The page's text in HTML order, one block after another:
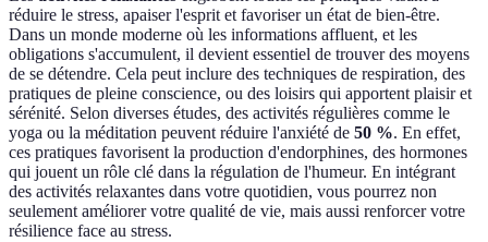
réduire le stress, apaiser l'esprit et favoriser un état de bien-être.
Dans un monde moderne où les informations affluent, et les
obligations s'accumulent, il devient essentiel de trouver des moyens
de se détendre. Cela peut inclure des techniques de respiration, des
pratiques de pleine conscience, ou des loisirs qui apportent plaisir et
sérénité. Selon diverses études, des activités régulières comme le
yoga ou la méditation peuvent réduire l'anxiété de 50 %. En effet,
ces pratiques favorisent la production d'endorphines, des hormones
qui jouent un rôle clé dans la régulation de l'humeur. En intégrant
des activités relaxantes dans votre quotidien, vous pourrez non
seulement améliorer votre qualité de vie, mais aussi renforcer votre
résilience face au stress.